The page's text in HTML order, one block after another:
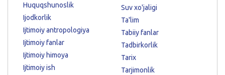
Huquqshunoslik
Ijodkorlik
Ijtimoiy antropologiya
Ijtimoiy fanlar
Ijtimoiy himoya
Ijtimoiy ish
Suv xo'jaligi
Ta'lim
Tabiiy fanlar
Tadbirkorlik
Tarix
Tarjimonlik